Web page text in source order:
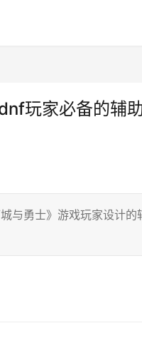
玩家必备的辅
与勇士》游戏玩家设计的